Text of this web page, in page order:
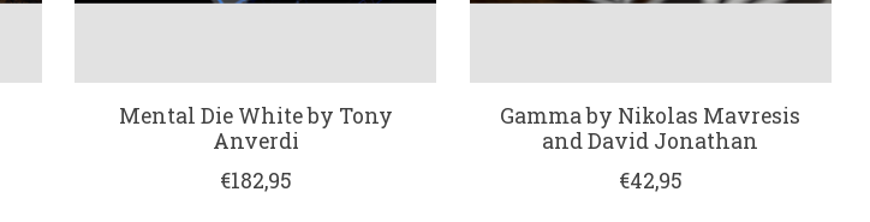
Mental Die White by Tony
Anverdi
€182,95
Gamma by Nikolas Mavresis
and David Jonathan
€42,95